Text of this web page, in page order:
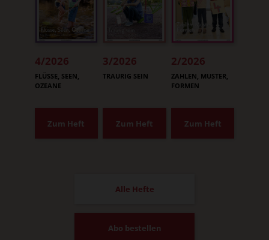
4/2026
:
FLÜSSE, SEEN,
OZEANE
Zum Heft
3/2026
:
TRAURIG SEIN
Zum Heft
2/2026
:
ZAHLEN, MUSTER,
FORMEN
Zum Heft
Alle Hefte
Abo bestellen